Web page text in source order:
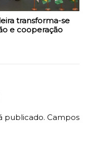
transforma-se
e cooperação
publicado. Campos